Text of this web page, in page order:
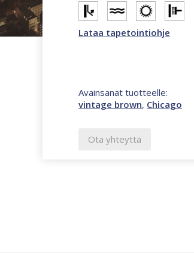
ruskea
CL44C
määrä
Lataa tapetointiohje
Avainsanat tuotteelle:
vintage brown, Chicago
Ota yhteyttä